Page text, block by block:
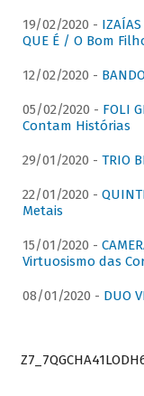
19/02/2020 -
QUE É / O Bom
12/02/2020 -
05/02/2020 - FOLI
Contam Histórias
29/01/2020 - TRIO
22/01/2020 -
Metais
15/01/2020 -
Virtuosismo das
08/01/2020 - DUO